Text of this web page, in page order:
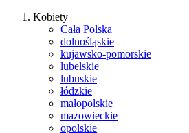
Kobiety
Cała Polska
dolnośląskie
kujawsko-pomorskie
lubelskie
lubuskie
łódzkie
małopolskie
mazowieckie
opolskie